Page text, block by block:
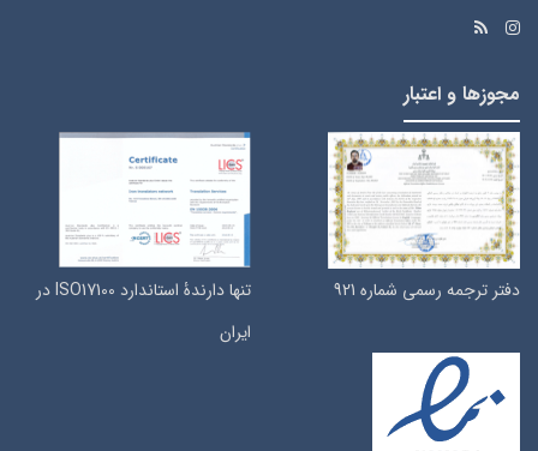
مجوزها و اعتبار
دفتر ترجمه رسمی شماره 921
تنها دارندۀ استاندارد ISO17100 در
ایران